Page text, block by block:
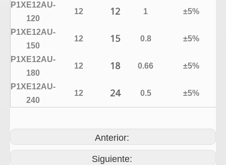
P1XE12AU-
120
12 12 1 ±5%
P1XE12AU-
150
12 15 0.8 ±5%
P1XE12AU-
180
12 18 0.66 ±5%
P1XE12AU-
240
12 24 0.5 ±5%
Anterior:
Siguiente: